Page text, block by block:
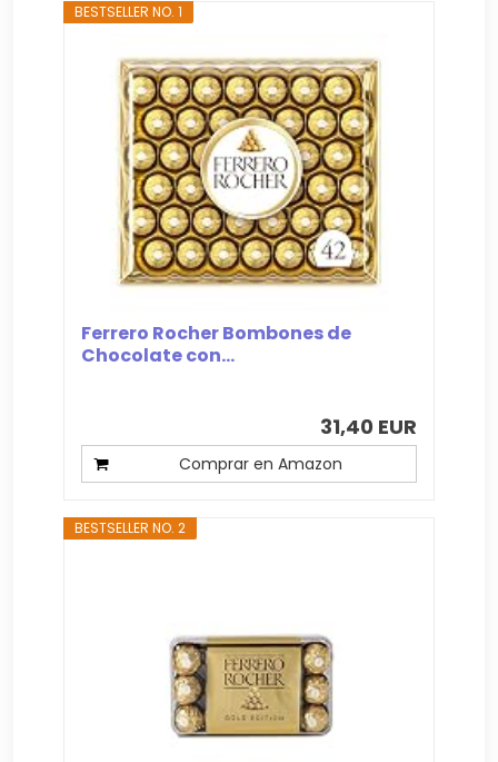
BESTSELLER NO. 1
Ferrero Rocher Bombones de
Chocolate con...
31,40 EUR
Comprar en Amazon
BESTSELLER NO. 2